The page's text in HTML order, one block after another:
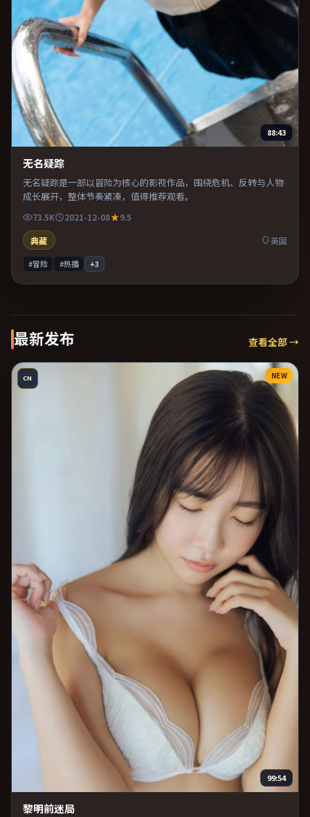
88:43
无名疑踪
无名疑踪是一部以冒险为核心的影视作品，围绕危机、反转与人物
成长展开，整体节奏紧凑，值得推荐观看。
73.5K 2021-12-08
9.5
典藏
英国
#冒险 #热播 +3
最新发布 查看全部 →
CN NEW
99:54
黎明前迷局